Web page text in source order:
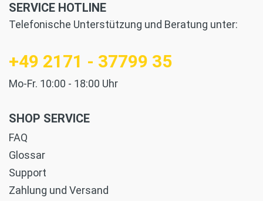
SERVICE HOTLINE
Telefonische Unterstützung und Beratung unter:
+49 2171 - 37799 35
Mo-Fr. 10:00 - 18:00 Uhr
SHOP SERVICE
FAQ
Glossar
Support
Zahlung und Versand